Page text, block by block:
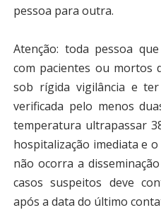
pessoa para outra.
Atenção: toda pessoa
com pacientes ou mortos
sob rígida vigilância e
verificada pelo menos
temperatura ultrapassar
hospitalização imediata e
não ocorra a
casos suspeitos deve
após a data do último